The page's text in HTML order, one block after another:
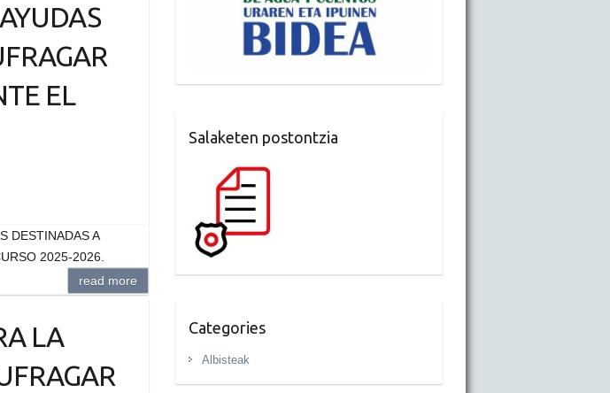
EL
DESTINADAS A
2025-2026.
read more
LA
Salaketen postontzia
Categories
Albisteak